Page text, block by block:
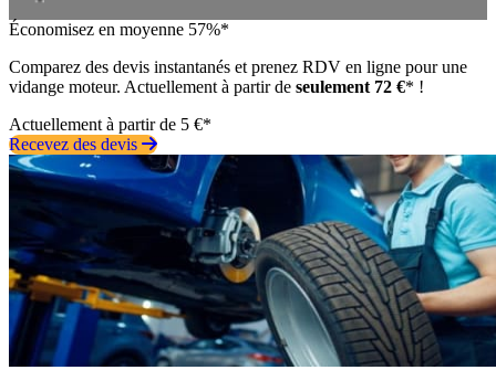
Économisez en moyenne 57%*
Comparez des devis instantanés et prenez RDV en ligne pour une
vidange moteur. Actuellement à partir de seulement 72 €* !
Actuellement à partir de 5 €*
Recevez des devis